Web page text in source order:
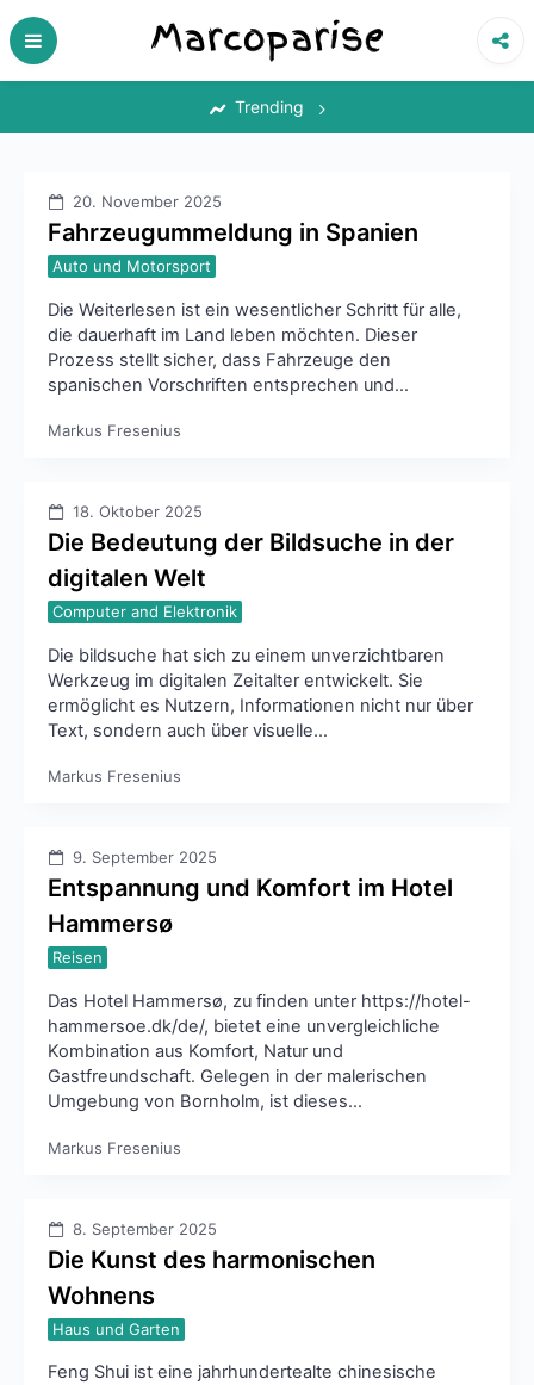
Skip
to
content
Trending
20. November 2025
Fahrzeugummeldung in Spanien
Auto und Motorsport
Die Weiterlesen ist ein wesentlicher Schritt für alle,
die dauerhaft im Land leben möchten. Dieser
Prozess stellt sicher, dass Fahrzeuge den
spanischen Vorschriften entsprechen und…
Markus Fresenius
18. Oktober 2025
Die Bedeutung der Bildsuche in der
digitalen Welt
Computer and Elektronik
Die bildsuche hat sich zu einem unverzichtbaren
Werkzeug im digitalen Zeitalter entwickelt. Sie
ermöglicht es Nutzern, Informationen nicht nur über
Text, sondern auch über visuelle…
Markus Fresenius
9. September 2025
Entspannung und Komfort im Hotel
Hammersø
Reisen
Das Hotel Hammersø, zu finden unter https://hotel-
hammersoe.dk/de/, bietet eine unvergleichliche
Kombination aus Komfort, Natur und
Gastfreundschaft. Gelegen in der malerischen
Umgebung von Bornholm, ist dieses…
Markus Fresenius
8. September 2025
Die Kunst des harmonischen
Wohnens
Haus und Garten
Feng Shui ist eine jahrhundertealte chinesische